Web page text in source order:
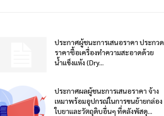
ประกาศผู้ชนะการเสนอราคา ประกวด
ราคาซื้อเครื่องทำความสะอาดด้วย
น้ำแข็งแห้ง (Dry...
ประกาศผลผู้ชนะการเสนอราคา จ้าง
เหมาพร้อมอุปกรณ์ในการขนย้ายกล่อง
ใบยาและวัตถุดิบอื่นๆ ที่คลังพัสดุ...